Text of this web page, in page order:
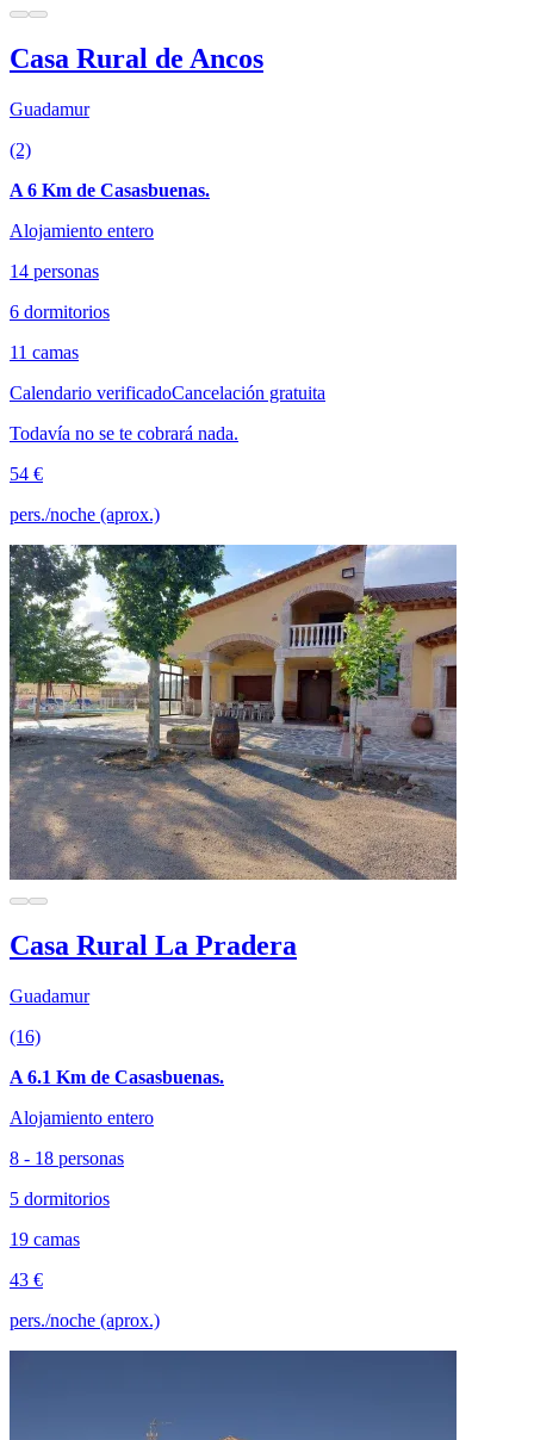
Casa Rural de Ancos
Guadamur
(2)
A 6 Km de Casasbuenas.
Alojamiento entero
14 personas
6 dormitorios
11 camas
Calendario verificadoCancelación gratuita
Todavía no se te cobrará nada.
54 €
pers./noche (aprox.)
Casa Rural La Pradera
Guadamur
(16)
A 6.1 Km de Casasbuenas.
Alojamiento entero
8 - 18 personas
5 dormitorios
19 camas
43 €
pers./noche (aprox.)